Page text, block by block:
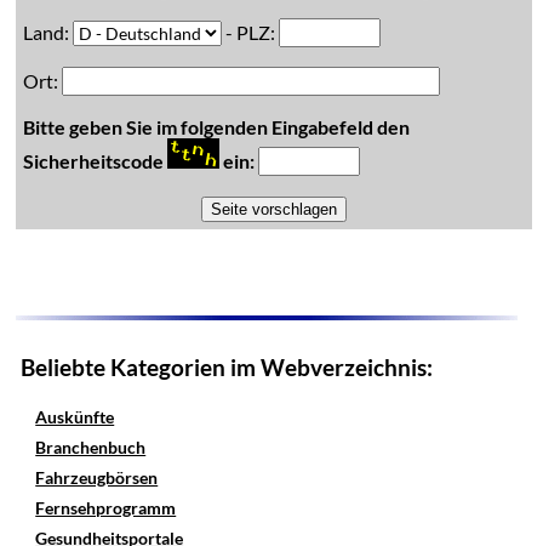
Land:
- PLZ:
Ort:
Bitte geben Sie im folgenden Eingabefeld den
Sicherheitscode
ein:
Beliebte Kategorien im Webverzeichnis:
Auskünfte
Branchenbuch
Fahrzeugbörsen
Fernsehprogramm
Gesundheitsportale